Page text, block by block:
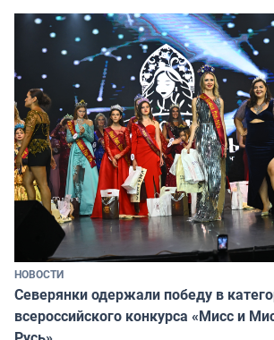
НОВОСТИ
Северянки одержали победу в
всероссийского конкурса «Мисс и